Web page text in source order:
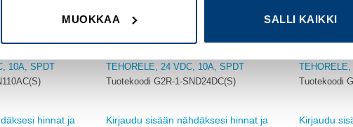
MUOKKAA SALLI KAIKKI
10A, SPDT
hinnat ja
TEHORELE, 24 VDC, 10A, SPDT
Tuotekoodi G2R-1-SND24DC(S)
Kirjaudu sisään nähdäksesi hinnat ja
Tuotekoodi
Kirjaudu